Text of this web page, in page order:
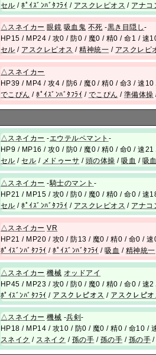
セル /ﾎﾟｲｽﾞﾝﾊﾞﾀﾌﾗｲ / アスクレピオス / アナコ
△スネイカー 眼鏡 吸血鬼 不死 -黒き目隠し-
HP15 / MP24 / 攻0 / 防0 / 魔0 / 精0 / 命1 / 速
セル / アスクレピオス /精神統一 / アスクレピ
△スネイカー
HP39 / MP4 / 攻4 / 防6 / 魔0 / 精0 / 命3 / 速10
でこぴん /ﾎﾟｲｽﾞﾝﾊﾞﾀﾌﾗｲ / でこぴん / 準備体操
△スネイカー -エウテルペマント -
HP9 / MP16 / 攻0 / 防0 / 魔0 / 精0 / 命0 / 速21
セル /セル / メドゥーサ / 頭の体操 /吸血 / 吸血
△スネイカー -騎士のマント -
HP21 / MP15 / 攻0 / 防0 / 魔0 / 精0 / 命0 / 速
セル /ﾎﾟｲｽﾞﾝﾊﾞﾀﾌﾗｲ / アスクレピオス / アナコ
△スネイカー VR
HP21 / MP20 / 攻0 / 防13 / 魔0 / 精0 / 命0 /
ﾎﾟｲｽﾞﾝﾊﾞﾀﾌﾗｲ /ﾎﾟｲｽﾞﾝﾊﾞﾀﾌﾗｲ /吸血 / 精神統一
△ スネイカー 機械 オッドアイ
HP45 / MP23 / 攻0 / 防0 / 魔0 / 精0 / 命0 / 速2
ﾎﾟｲｽﾞﾝﾊﾞﾀﾌﾗｲ / アスクレピオス / アスクレピオ
△スネイカー 機械 -兵剣-
HP18 / MP14 / 攻10 / 防0 / 魔0 / 精0 / 命10 /
スネイク / スネイク / 孫の手 / 孫の手 / 孫の手